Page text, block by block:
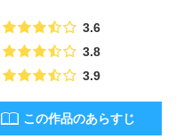
3.6
3.8
3.9
この作品のあらすじ